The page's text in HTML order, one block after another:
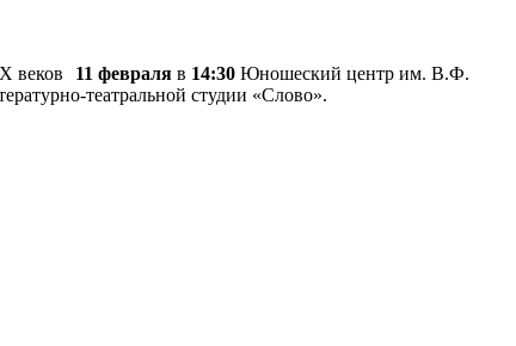
11 февраля в 14:30 Юношеский центр им. В.Ф.
театральной студии «Слово».